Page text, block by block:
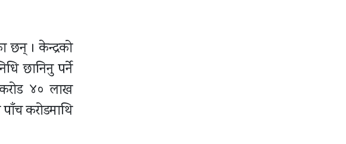
छन् । केन्द्रको
छानिनु पर्ने
करोड ४० लाख
करोडमाथि